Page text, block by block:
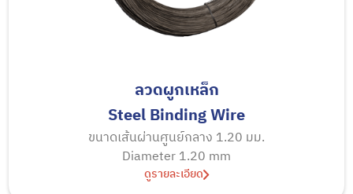
ลวดผูกเหล็ก
Steel Binding Wire
ขนาดเส้นผ่านศูนย์กลาง 1.20 มม.
Diameter 1.20 mm
ดูรายละเอียด